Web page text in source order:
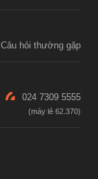
Câu hỏi thường gặp
024 7309 5555